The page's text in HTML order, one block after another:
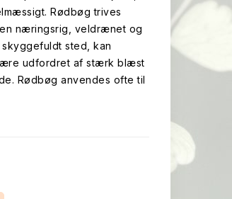
Rødbøg trives
næringsrig, veldrænet og
sted, kan
udfordret af stærk blæst
Rødbøg anvendes ofte til